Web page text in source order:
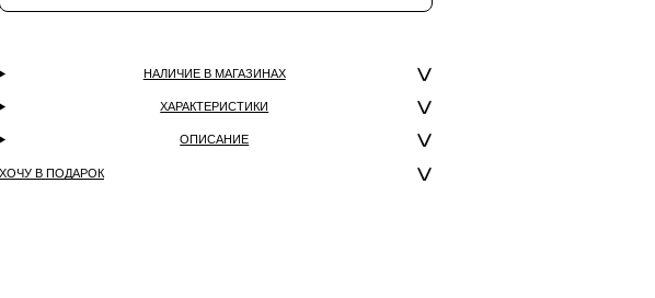
НАЛИЧИЕ В МАГАЗИНАХ
ХАРАКТЕРИСТИКИ
ОПИСАНИЕ
ХОЧУ В ПОДАРОК